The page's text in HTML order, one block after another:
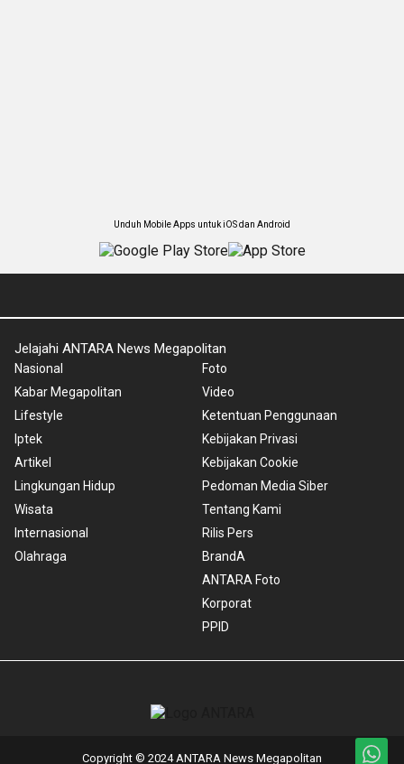
Unduh Mobile Apps untuk iOS dan Android
Jelajahi ANTARA News Megapolitan
Nasional
Kabar Megapolitan
Lifestyle
Iptek
Artikel
Lingkungan Hidup
Wisata
Internasional
Olahraga
Foto
Video
Ketentuan Penggunaan
Kebijakan Privasi
Kebijakan Cookie
Pedoman Media Siber
Tentang Kami
Rilis Pers
BrandA
ANTARA Foto
Korporat
PPID
Copyright © 2024 ANTARA News Megapolitan